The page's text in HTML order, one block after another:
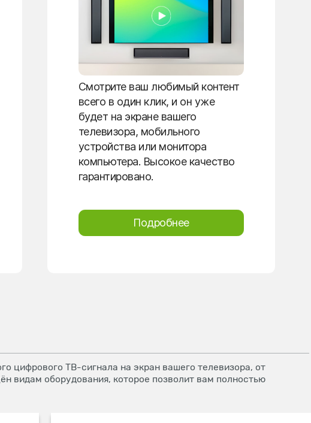
Смотрите ваш любимый контент
всего в один клик, и он уже
будет на экране вашего
телевизора, мобильного
устройства или монитора
компьютера. Высокое качество
гарантировано.
Подробнее
цифрового ТВ-сигнала на экран вашего телевизора, от
видам оборудования, которое позволит вам полностью